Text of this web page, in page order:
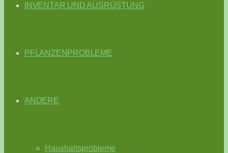
INVENTAR UND AUSRÜSTUNG
PFLANZENPROBLEME
ANDERE
Haushaltsprobleme